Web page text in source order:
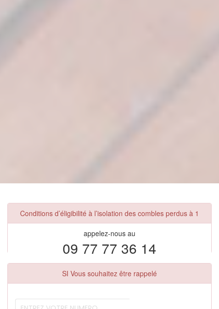
Conditions d’éligibilité à l’isolation des combles perdus à 1
appelez-nous au
09 77 77 36 14
SI Vous souhaitez être rappelé